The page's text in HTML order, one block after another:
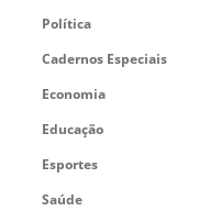
Política
Cadernos Especiais
Economia
Educação
Esportes
Saúde